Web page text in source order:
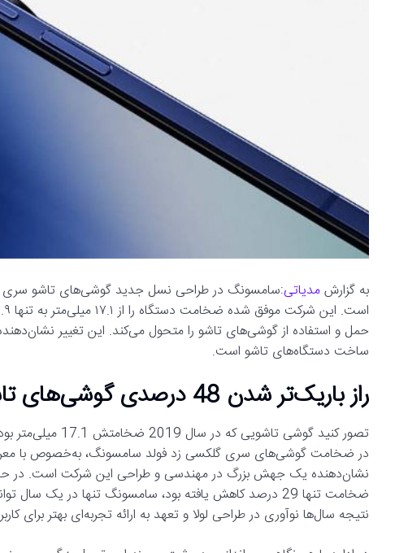
به گزارشمدیاتی
حمل و استفاده از گوشی‌های تاشو را متحول می‌کند. این تغییر
ساخت دستگاه‌های تاشو است.
راز باریک‌تر شدن 48 درصدی گوشی‌های تاشوی سامسونگ فاش شد
نتیجه سال‌ها نوآوری در طراحی لولا و تعهد به ارائه تجربه‌ای بهتر برای